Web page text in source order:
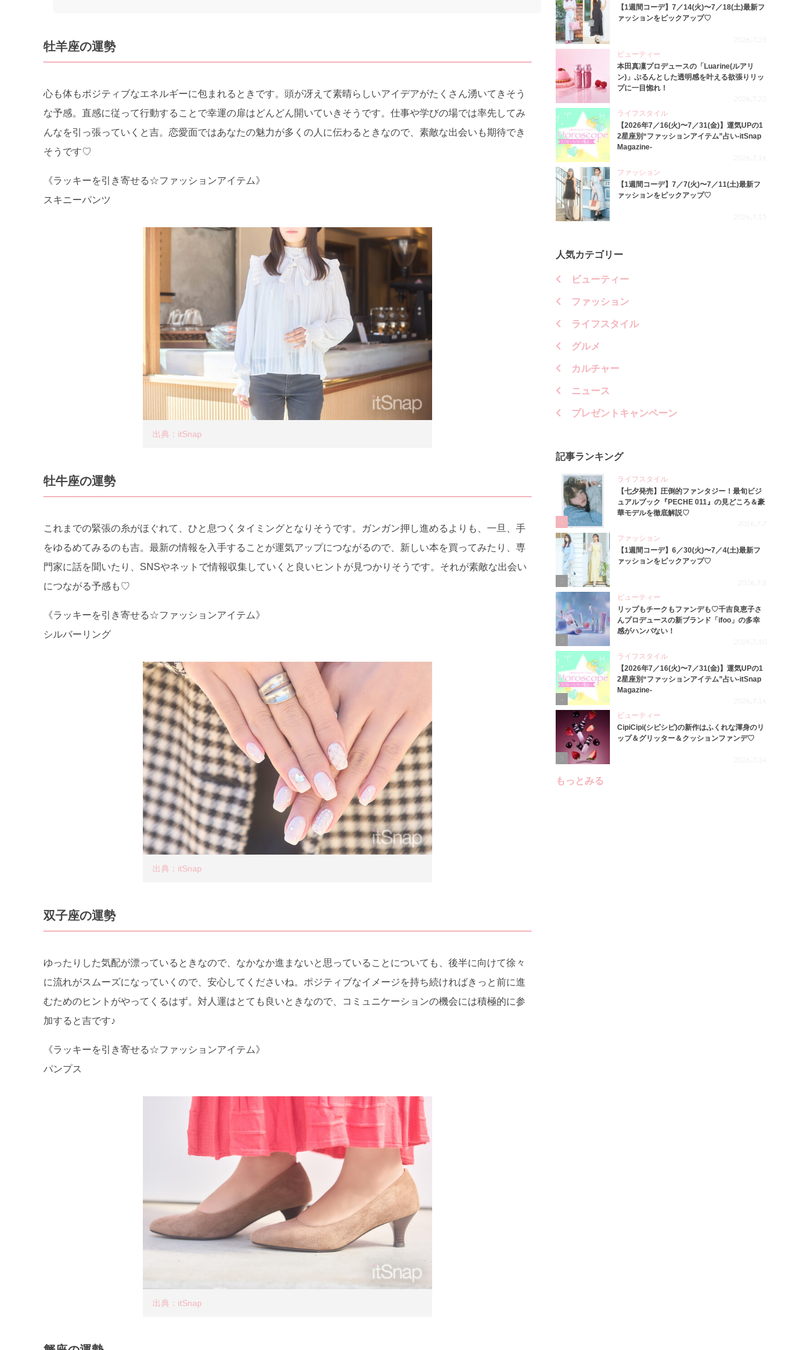
牡羊座の運勢
心も体もポジティブなエネルギーに包まれるときです。頭が冴えて素晴らしいアイデアがたくさん湧いてきそう
な予感。直感に従って行動することで幸運の扉はどんどん開いていきそうです。仕事や学びの場では率先してみ
んなを引っ張っていくと吉。恋愛面ではあなたの魅力が多くの人に伝わるときなので、素敵な出会いも期待でき
そうです♡
《ラッキーを引き寄せる☆ファッションアイテム》
スキニーパンツ
出典：itSnap
牡牛座の運勢
これまでの緊張の糸がほぐれて、ひと息つくタイミングとなりそうです。ガンガン押し進めるよりも、一旦、手
をゆるめてみるのも吉。最新の情報を入手することが運気アップにつながるので、新しい本を買ってみたり、専
門家に話を聞いたり、SNSやネットで情報収集していくと良いヒントが見つかりそうです。それが素敵な出会い
につながる予感も♡
《ラッキーを引き寄せる☆ファッションアイテム》
シルバーリング
出典：itSnap
双子座の運勢
ゆったりした気配が漂っているときなので、なかなか進まないと思っていることについても、後半に向けて徐々
に流れがスムーズになっていくので、安心してくださいね。ポジティブなイメージを持ち続ければきっと前に進
むためのヒントがやってくるはず。対人運はとても良いときなので、コミュニケーションの機会には積極的に参
加すると吉です♪
《ラッキーを引き寄せる☆ファッションアイテム》
パンプス
出典：itSnap
【1週間コーデ】7／14(火)〜7／18(土)最新フ
ァッションをピックアップ♡
2026.7.23
ビューティー
本田真凜プロデュースの「Luarine(ルアリ
ン)」ぷるんとした透明感を叶える欲張りリッ
プに一目惚れ！
2026.7.22
ライフスタイル
【2026年7／16(火)〜7／31(金)】運気UPの1
2星座別“ファッションアイテム”占い-itSnap
Magazine-
2026.7.16
ファッション
【1週間コーデ】7／7(火)〜7／11(土)最新フ
ァッションをピックアップ♡
2026.7.15
人気カテゴリー
ビューティー
ファッション
ライフスタイル
グルメ
カルチャー
ニュース
プレゼントキャンペーン
記事ランキング
ライフスタイル
【七夕発売】圧倒的ファンタジー！最旬ビジ
ュアルブック『PECHE 011』の見どころ＆豪
華モデルを徹底解説♡
2026.7.7
ファッション
【1週間コーデ】6／30(火)〜7／4(土)最新フ
ァッションをピックアップ♡
2026.7.8
3
ビューティー
リップもチークもファンデも♡千吉良恵子さ
んプロデュースの新ブランド「ifoo」の多幸
感がハンパない！
2026.7.10
4
ライフスタイル
【2026年7／16(火)〜7／31(金)】運気UPの1
2星座別“ファッションアイテム”占い-itSnap
Magazine-
2026.7.16
ビューティー
CipiCipi(シピシピ)の新作はふくれな渾身のリ
ップ＆グリッター＆クッションファンデ♡
2026.7.14
もっとみる